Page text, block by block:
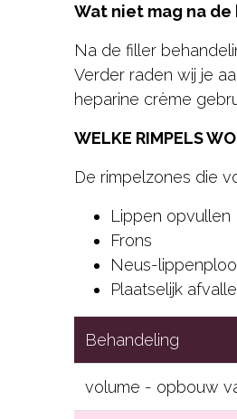
Wat niet mag na
Na de filler
Verder raden wij je
heparine crème
WELKE RIMPELS
De rimpelzones die
Lippen opvullen
Frons
Neus-
Plaatselijk
Behandeling
volume - opbouw